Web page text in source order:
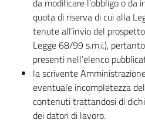
da modificare l’obbligo o da
quota di riserva di cui alla
tenute all’invio del
Legge 68/99 s.m.i.),
presenti nell’elenco
la scrivente
eventuale incompletezza
contenuti trattandosi di
dei datori di lavoro.